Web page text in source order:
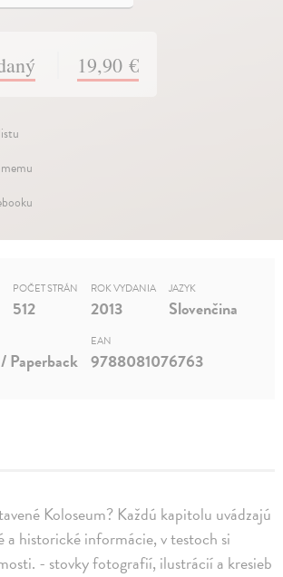
19,90 €
Koloseum? Každú kapitolu uvádzajú
a historické informácie, v testoch si
- stovky fotografií, ilustrácií a kresieb
POČET STRÁN
512
ROK VYDANIA
2013
JAZYK
Slovenčina
Paperback
EAN
9788081076763